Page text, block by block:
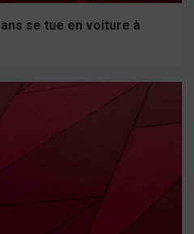
se tue en voiture à